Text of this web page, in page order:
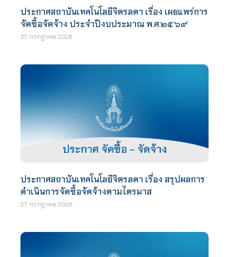
ประกาศสถาบันเทคโนโลยีจิตรลดา เรื่อง เผยแพร่การ
จัดซื้อจัดจ้าง ประจำปีงบประมาณ พ.ศ.๒๕๖๙
27 กรกฎาคม 2026
ประกาศสถาบันเทคโนโลยีจิตรลดา เรื่อง สรุปผลการ
ดำเนินการจัดซื้อจัดจ้างตามไตรมาส
27 กรกฎาคม 2026